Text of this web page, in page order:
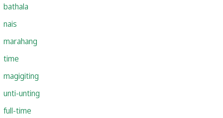
bathala
nais
marahang
time
magigiting
unti-unting
full-time